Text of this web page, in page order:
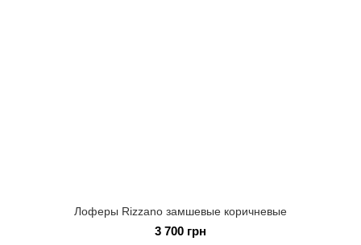
Лоферы Rizzano замшевые коричневые
3 700 грн